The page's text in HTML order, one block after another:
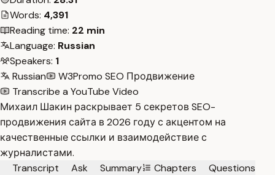
Words: 4,391
Reading time: 22 min
Language: Russian
Speakers: 1
Russian
W3Promo SEO Продвижение
Transcribe a YouTube Video
Михаил Шакин раскрывает 5 секретов SEO-
продвижения сайта в 2026 году с акцентом на
качественные ссылки и взаимодействие с
журналистами.
Transcript
Ask Summary Chapters
Questions